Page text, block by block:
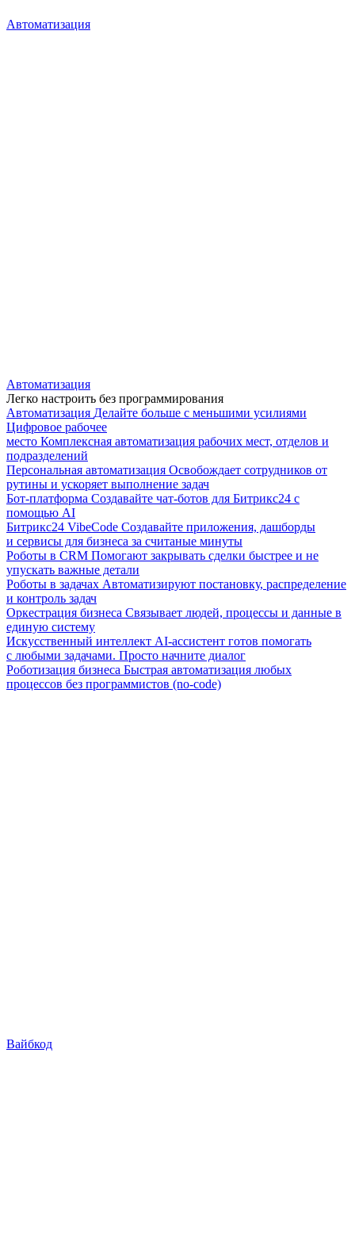
Автоматизация
Автоматизация
Легко настроить без программирования
Автоматизация Делайте больше с меньшими усилиями
Цифровое рабочее
место Комплексная автоматизация рабочих мест, отделов и
подразделений
Персональная автоматизация Освобождает сотрудников от
рутины и ускоряет выполнение задач
Бот-платформа Создавайте чат-ботов для Битрикс24 с
помощью AI
Битрикс24 VibeCode Создавайте приложения, дашборды
и сервисы для бизнеса за считаные минуты
Роботы в CRM Помогают закрывать сделки быстрее и не
упускать важные детали
Роботы в задачах Автоматизируют постановку, распределение
и контроль задач
Оркестрация бизнеса Связывает людей, процессы и данные в
единую систему
Искусственный интеллект AI-ассистент готов помогать
с любыми задачами. Просто начните диалог
Роботизация бизнеса Быстрая автоматизация любых
процессов без программистов (no-code)
Вайбкод